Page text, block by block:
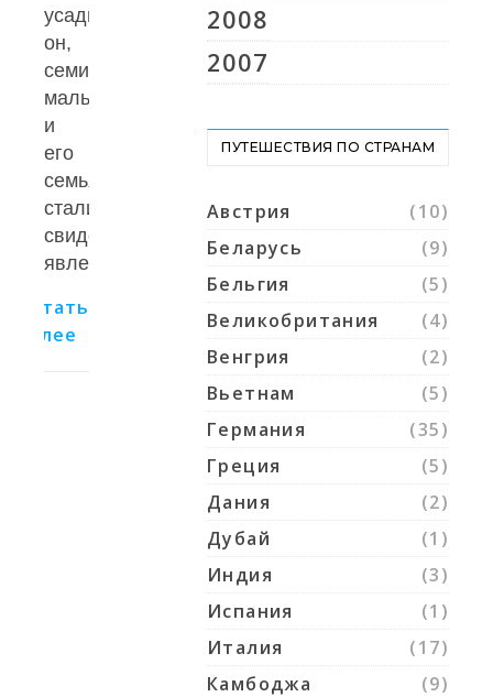
усадьбе
он,
семилетний
мальчик,
и
его
семья
стали
свидетелями
явления...
Читать
далее
2008
2007
ПУТЕШЕСТВИЯ ПО СТРАНАМ
Австрия
(10)
Беларусь
(9)
Бельгия
(5)
Великобритания
(4)
Венгрия
(2)
Вьетнам
(5)
Германия
(35)
Греция
(5)
Дания
(2)
Дубай
(1)
Индия
(3)
Испания
(1)
Италия
(17)
Камбоджа
(9)